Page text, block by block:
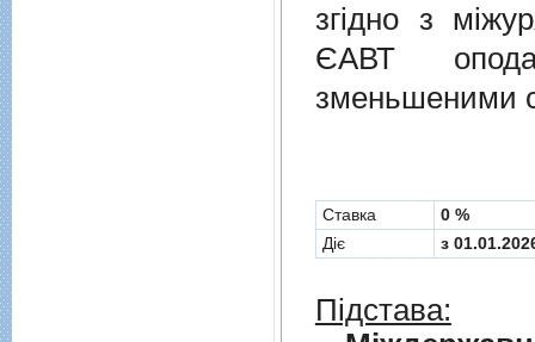
згiдно з
ЄАВТ
зменьшеними
Cтавка
0 %
Діє
з
Підстава: